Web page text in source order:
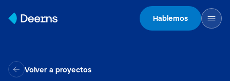
Hablemos
Volver a proyectos